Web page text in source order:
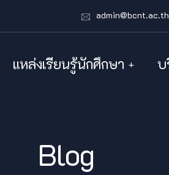
admin@bcnt.ac.th
แหล่งเรียนรู้นักศึกษา บ
Blog